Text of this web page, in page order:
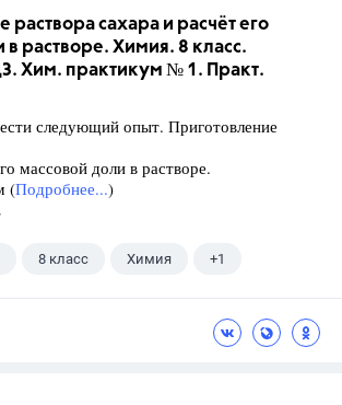
раствора сахара и расчёт его
в растворе. Химия. 8 класс.
Хим. практикум № 1. Практ.
следующий опыт. Приготовление
массовой доли в растворе.
(Подробнее...)
8 класс Химия +1